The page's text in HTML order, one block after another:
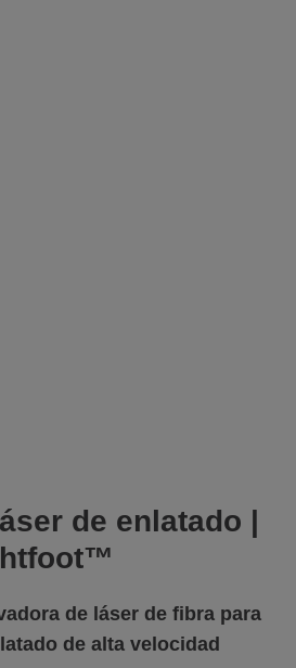
de enlatado |
de láser de fibra para
de alta velocidad